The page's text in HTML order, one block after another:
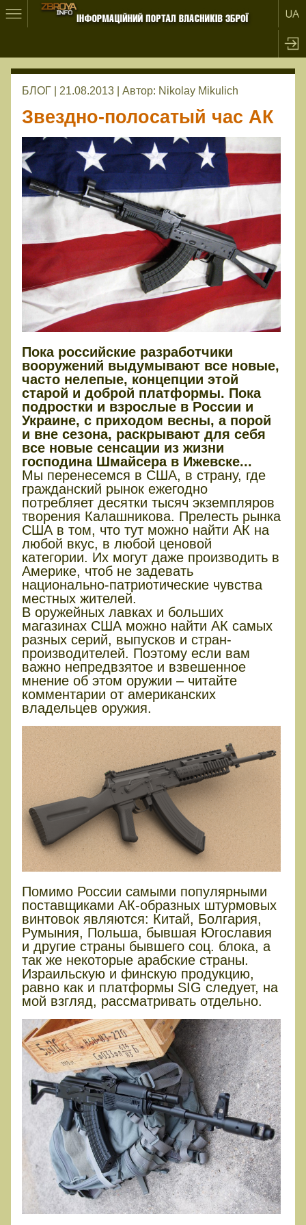
БЛОГ | 21.08.2013 | Автор: Nikolay Mikulich
Звездно-полосатый час АК
Пока российские разработчики
вооружений выдумывают все новые,
часто нелепые, концепции этой
старой и доброй платформы. Пока
подростки и взрослые в России и
Украине, с приходом весны, а порой
и вне сезона, раскрывают для себя
все новые сенсации из жизни
господина Шмайсера в Ижевске...
Мы перенесемся в США, в страну, где
гражданский рынок ежегодно
потребляет десятки тысяч экземпляров
творения Калашникова. Прелесть рынка
США в том, что тут можно найти АК на
любой вкус, в любой ценовой
категории. Их могут даже производить в
Америке, чтоб не задевать
национально-патриотические чувства
местных жителей.
В оружейных лавках и больших
магазинах США можно найти АК самых
разных серий, выпусков и стран-
производителей. Поэтому если вам
важно непредвзятое и взвешенное
мнение об этом оружии – читайте
комментарии от американских
владельцев оружия.
Помимо России самыми популярными
поставщиками АК-образных штурмовых
винтовок являются: Китай, Болгария,
Румыния, Польша, бывшая Югославия
и другие страны бывшего соц. блока, а
так же некоторые арабские страны.
Израильскую и финскую продукцию,
равно как и платформы SIG следует, на
мой взгляд, рассматривать отдельно.